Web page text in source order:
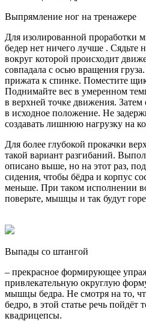
Выпрямление ног на тренажере
Для изолированной проработки
бедер нет ничего лучше . Сядьте
вокруг которой происходит
совпадала с осью вращения
прижата к спинке. Поместите
Поднимайте вес в умеренном
в верхней точке движения. Затем
в исходное положение. Не
создавать лишнюю нагрузку на
Для более глубокой прокачки
такой вариант разгибаний.
описано выше, но на этот раз,
сидения, чтобы бёдра и корпус
меньше. При таком исполнении
поверьте, мышцы и так будут
Выпады со штангой
– прекрасное формирующее
привлекательную округлую
мышцы бедра. Не смотря на то,
бедро, в этой статье речь пойдёт
квадрицепсы.